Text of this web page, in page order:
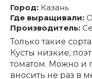
Город: Казань
Где выращивали:
Производитель:
Только такие
Кусты низкие,
томатом. Можно и
вносить не раз в